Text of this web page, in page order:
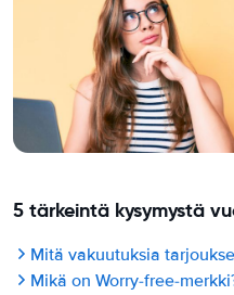
5 tärkeintä kysymystä
Mitä vakuutuksia
Mikä on Worry-free-